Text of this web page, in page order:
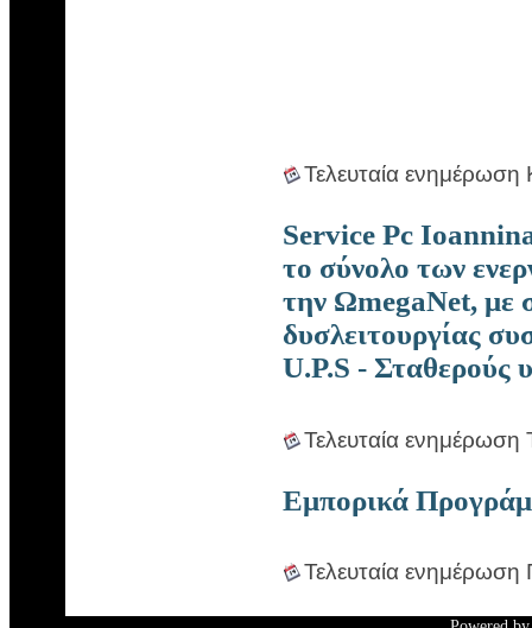
Τελευταία ενημέρωση
Service Pc Ioannina
το σύνολο των
την ΩmegaNet, με
δυσλειτουργίας
U.P.S - Σταθερούς
Τελευταία ενημέρωση
Εμπορικά
Τελευταία